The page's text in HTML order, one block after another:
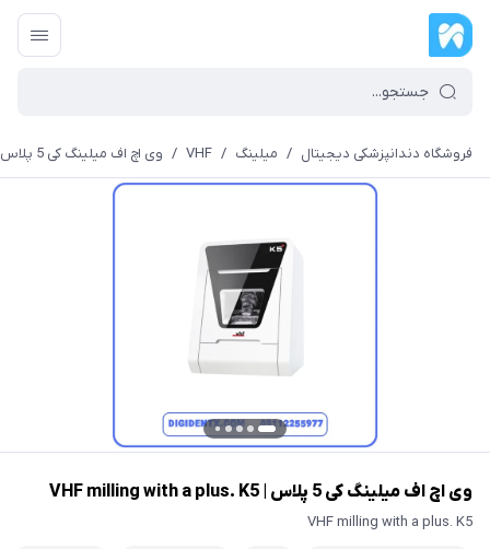
فروشگاه دندانپزشکی دیجیتال / میلینگ /
VHF
/ وی اچ اف میلینگ کی 5 پلاس | VHF milling with a plus. K5
وی اچ اف میلینگ کی 5 پلاس | VHF milling with a plus. K5
VHF milling with a plus. K5